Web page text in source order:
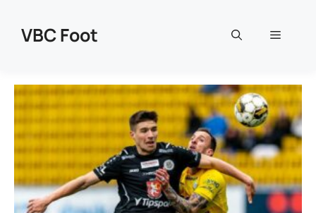
contenuVBC Foot Menu